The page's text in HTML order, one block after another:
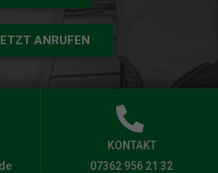
ANRUFEN
KONTAKT
07362 956 21 32